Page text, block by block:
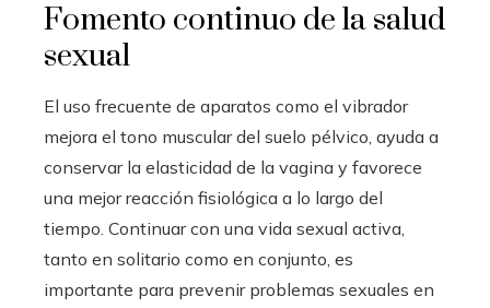
Fomento continuo de la salud
sexual
El uso frecuente de aparatos como el vibrador
mejora el tono muscular del suelo pélvico, ayuda a
conservar la elasticidad de la vagina y favorece
una mejor reacción fisiológica a lo largo del
tiempo. Continuar con una vida sexual activa,
tanto en solitario como en conjunto, es
importante para prevenir problemas sexuales en